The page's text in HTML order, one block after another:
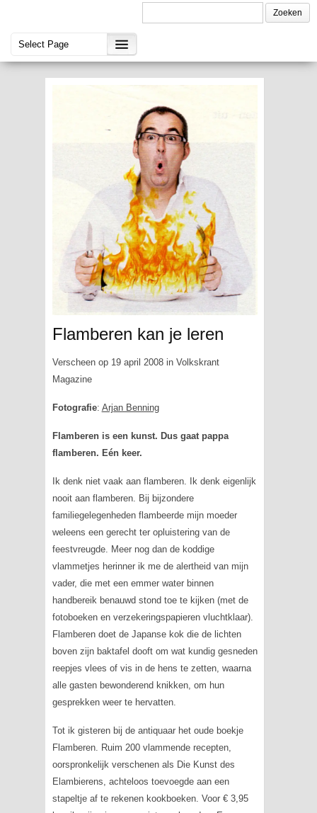
Flamberen kan je leren
Verscheen op 19 april 2008 in Volkskrant
Magazine
Fotografie: Arjan Benning
Flamberen is een kunst. Dus gaat pappa
flamberen. Eén keer.
Ik denk niet vaak aan flamberen. Ik denk eigenlijk
nooit aan flamberen. Bij bijzondere
familiegelegenheden flambeerde mijn moeder
weleens een gerecht ter opluistering van de
feestvreugde. Meer nog dan de koddige
vlammetjes herinner ik me de alertheid van mijn
vader, die met een emmer water binnen
handbereik benauwd stond toe te kijken (met de
fotoboeken en verzekeringspapieren vluchtklaar).
Flamberen doet de Japanse kok die de lichten
boven zijn baktafel dooft om wat kundig gesneden
reepjes vlees of vis in de hens te zetten, waarna
alle gasten bewonderend knikken, om hun
gesprekken weer te hervatten.
Tot ik gisteren bij de antiquaar het oude boekje
Flamberen. Ruim 200 vlammende recepten,
oorspronkelijk verschenen als Die Kunst des
Elambierens , achteloos toevoegde aan een
stapeltje af te rekenen kookboeken. Voor € 3,95